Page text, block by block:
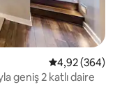
5 üzerinden
4,92 (364)
geniş 2 katlı daire